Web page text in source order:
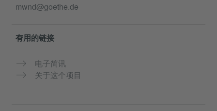
mwnd@goethe.de
有用的链接
电子简讯
关于这个项目